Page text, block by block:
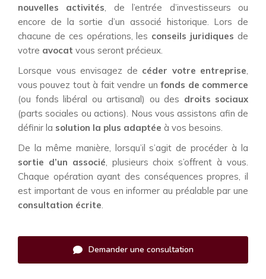
nouvelles activités , de l’entrée d’investisseurs ou
encore de la sortie d’un associé historique. Lors de
chacune de ces opérations, les conseils juridiques de
votre avocat vous seront précieux.
Lorsque vous envisagez de céder votre entreprise
vous pouvez tout à fait vendre unfonds de commerce
(ou fonds libéral ou artisanal) ou des droits sociaux
(parts sociales ou actions). Nous vous assistons afin de
définir la solution la plus adaptée à vos besoins.
De la même manière, lorsqu’il s’agit de procéder à la
sortie d’un associé , plusieurs choix s’offrent à vous.
Chaque opération ayant des conséquences propres, il
est important de vous en informer au préalable par une
consultation écrite
Demander une consultation